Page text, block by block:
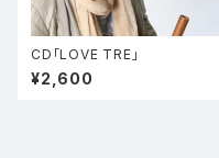
CD「LOVE TRE」
¥2,600